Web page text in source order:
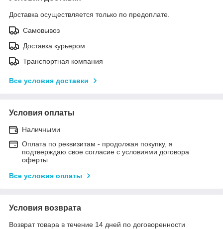
Доставка осуществляется только по предоплате.
Самовывоз
Доставка курьером
Транспортная компания
Все условия доставки
Условия оплаты
Наличными
Оплата по реквизитам - продолжая покупку, я
подтверждаю свое согласие с условиями договора
оферты
Все условия оплаты
Условия возврата
Возврат товара в течение 14 дней по договоренности